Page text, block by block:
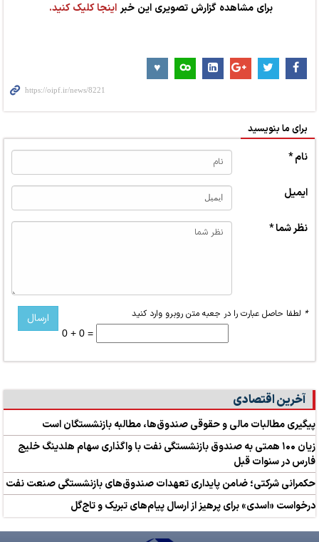
برای مشاهده گزارش تصویری این خبر اینجا کلیک کنید.
برای ما بنویسید
نام *
ایمیل
نظر شما *
* لطفا حاصل عبارت را در جعبه متن روبرو وارد کنید
0 + 0 =
آخرین اقتصادی
پیگیری مطالبات مالی و حقوقی صندوق‌ها، مطالبه بازنشستگان است
زیان ۱۰۰ همتی به صندوق بازنشستگی نفت با واگذاری سهام هلدینگ خلیج
فارس در سنوات قبل
حکمرانی شرکتی؛ ضامن پایداری تعهدات صندوق‌های بازنشستگی صنعت نفت
درخواست «اسدی» برای پرهیز از ارسال پیام‌های تبریک و تاج‌گل